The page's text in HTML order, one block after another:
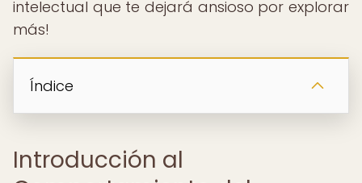
intelectual que te dejará ansioso por explorar
más!
Índice
Introducción al